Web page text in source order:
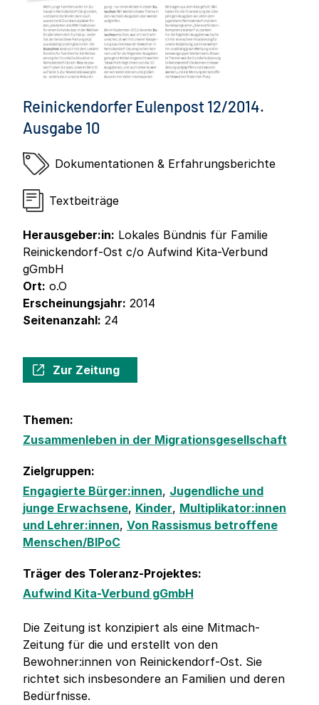
Reinickendorfer Eulenpost 12/2014.
Ausgabe 10
Dokumentationen & Erfahrungsberichte
Textbeiträge
Herausgeber:in: Lokales Bündnis für Familie
Reinickendorf-Ost c/o Aufwind Kita-Verbund
gGmbH
Ort: o.O
Erscheinungsjahr: 2014
Seitenanzahl: 24
Zur Zeitung
Themen:
Zusammenleben in der Migrationsgesellschaft
Zielgruppen:
Engagierte Bürger:innen, Jugendliche und
junge Erwachsene, Kinder, Multiplikator:innen
und Lehrer:innen, Von Rassismus betroffene
Menschen/BIPoC
Träger des Toleranz-Projektes:
Aufwind Kita-Verbund gGmbH
Die Zeitung ist konzipiert als eine Mitmach-
Zeitung für die und erstellt von den
Bewohner:innen von Reinickendorf-Ost. Sie
richtet sich insbesondere an Familien und deren
Bedürfnisse.